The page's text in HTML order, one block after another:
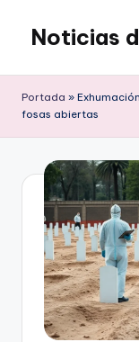
Saltar
contenido
Noticias
Portada »
fosas abiertas